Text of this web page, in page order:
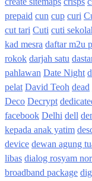
prepaid cun cup curi
cut tari Cuti cuti
kad mesra daftar m2u
rokok darjah satu
pahlawan Date Night
pelat David Teoh dead
Deco Decrypt
facebook Delhi dell
kepada anak yatim
device dewan agung
libas dialog rosyam
broadband package